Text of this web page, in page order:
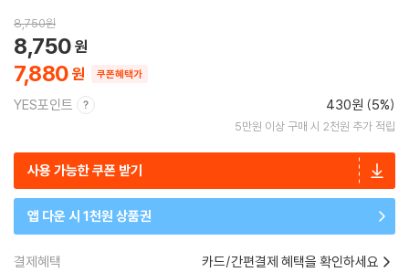
8,750원
7,880
8,750
쿠폰혜택가
YES포인트 430원 (5%)
5만원 이상 구매 시 2천원 추가 적립
사용 가능한 쿠폰 받기
앱 다운 시 1천원 상품권
결제혜택 카드/간편결제 혜택을 확인하세요